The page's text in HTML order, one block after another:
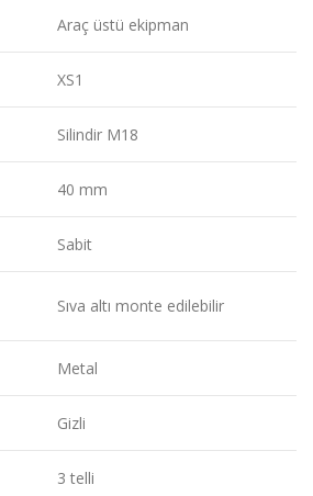
Araç üstü ekipman
XS1
Silindir M18
40 mm
Sabit
Sıva altı monte edilebilir
Metal
Gizli
3 telli